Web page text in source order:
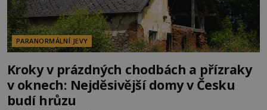
PARANORMÁLNÍ JEVY
Kroky v prázdných chodbách a přízraky
v oknech: Nejděsivější domy v Česku
budí hrůzu